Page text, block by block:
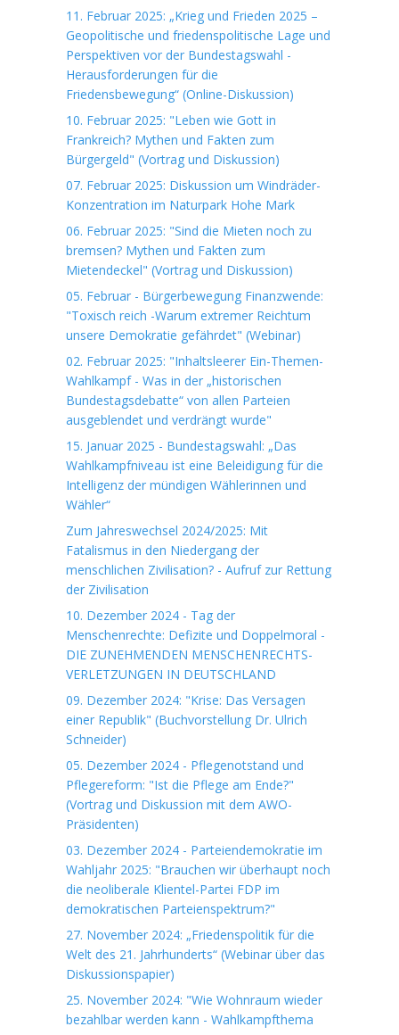
11. Februar 2025: „Krieg und Frieden 2025 –
Geopolitische und friedenspolitische Lage und
Perspektiven vor der Bundestagswahl -
Herausforderungen für die
Friedensbewegung“ (Online-Diskussion)
10. Februar 2025: "Leben wie Gott in
Frankreich? Mythen und Fakten zum
Bürgergeld" (Vortrag und Diskussion)
07. Februar 2025: Diskussion um Windräder-
Konzentration im Naturpark Hohe Mark
06. Februar 2025: "Sind die Mieten noch zu
bremsen? Mythen und Fakten zum
Mietendeckel" (Vortrag und Diskussion)
05. Februar - Bürgerbewegung Finanzwende:
"Toxisch reich -Warum extremer Reichtum
unsere Demokratie gefährdet" (Webinar)
02. Februar 2025: "Inhaltsleerer Ein-Themen-
Wahlkampf - Was in der „historischen
Bundestagsdebatte“ von allen Parteien
ausgeblendet und verdrängt wurde"
15. Januar 2025 - Bundestagswahl: „Das
Wahlkampfniveau ist eine Beleidigung für die
Intelligenz der mündigen Wählerinnen und
Wähler“
Zum Jahreswechsel 2024/2025: Mit
Fatalismus in den Niedergang der
menschlichen Zivilisation? - Aufruf zur Rettung
der Zivilisation
10. Dezember 2024 - Tag der
Menschenrechte: Defizite und Doppelmoral -
DIE ZUNEHMENDEN MENSCHENRECHTS-
VERLETZUNGEN IN DEUTSCHLAND
09. Dezember 2024: "Krise: Das Versagen
einer Republik" (Buchvorstellung Dr. Ulrich
Schneider)
05. Dezember 2024 - Pflegenotstand und
Pflegereform: "Ist die Pflege am Ende?"
(Vortrag und Diskussion mit dem AWO-
Präsidenten)
03. Dezember 2024 - Parteiendemokratie im
Wahljahr 2025: "Brauchen wir überhaupt noch
die neoliberale Klientel-Partei FDP im
demokratischen Parteienspektrum?"
27. November 2024: „Friedenspolitik für die
Welt des 21. Jahrhunderts“ (Webinar über das
Diskussionspapier)
25. November 2024: "Wie Wohnraum wieder
bezahlbar werden kann - Wahlkampfthema